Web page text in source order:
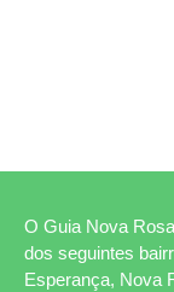
O Guia Nova
dos seguintes
Esperança, Nova